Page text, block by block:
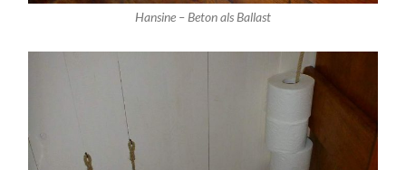
Hansine – Beton als Ballast